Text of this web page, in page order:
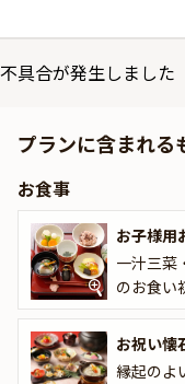
坊瑞苑」別邸の日本料
ご提供するのは、厳選
ます。本プランでは、
ご家族だけのプライベ
お過ごしいただけます。
不具合が発生しました
プランに含まれる
お食事
お子様用
一汁三菜
のお食い
お祝い懐
縁起のよ